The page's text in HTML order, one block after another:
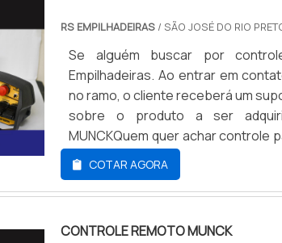
RS EMPILHADEIRAS / SÃO JOSÉ DO RIO
Se alguém buscar por
Empilhadeiras. Ao entrar em
no ramo, o cliente receberá um
sobre o produto a ser
MUNCKQuem quer achar controle
com seus serviços, encontrará a
focado em cesta aérea articulada
foca em tecnologia e
tenha produtos e serviços com
COTAR AGORA
CONTROLE REMOTO MUNCK